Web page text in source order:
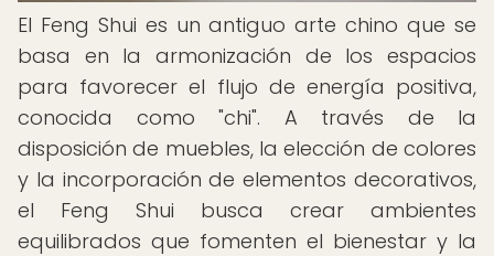
El Feng Shui es un antiguo arte chino que se
basa en la armonización de los espacios
para favorecer el flujo de energía positiva,
conocida como "chi". A través de la
disposición de muebles, la elección de colores
y la incorporación de elementos decorativos,
el Feng Shui busca crear ambientes
equilibrados que fomenten el bienestar y la